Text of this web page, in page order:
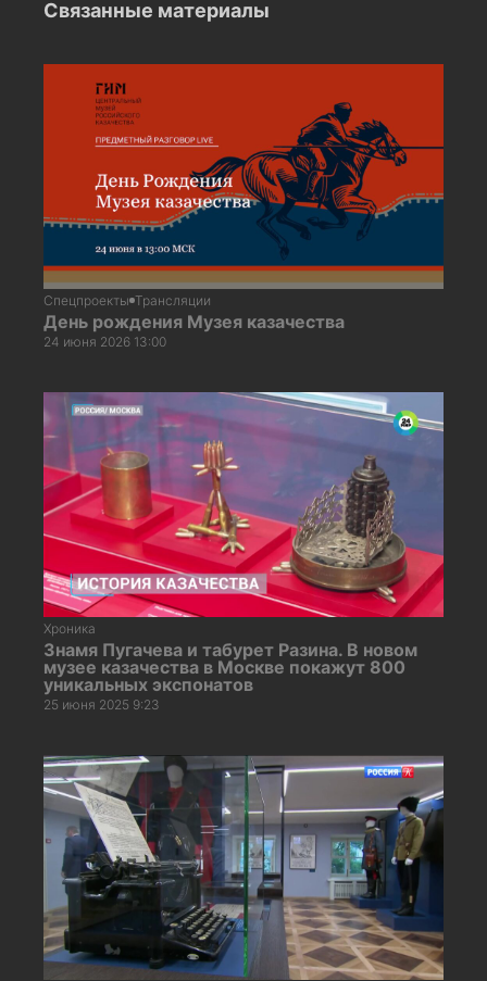
Связанные материалы
Спецпроекты Трансляции
День рождения Музея казачества
24 июня 2026 13:00
Хроника
Знамя Пугачева и табурет Разина. В новом
музее казачества в Москве покажут 800
уникальных экспонатов
25 июня 2025 9:23